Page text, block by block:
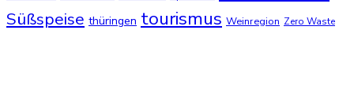
Süßspeise thüringen tourismus Weinregion Zero Waste